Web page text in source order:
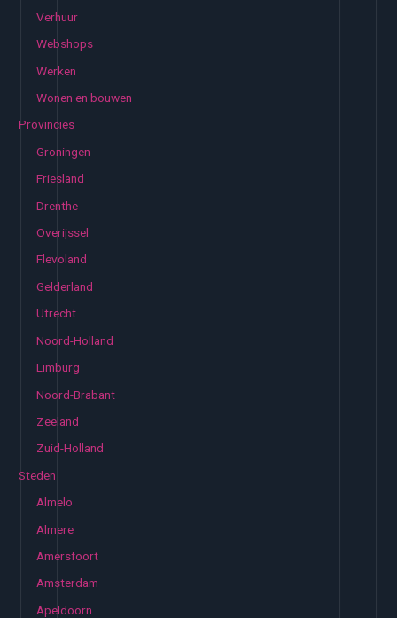
Verhuur
Webshops
Werken
Wonen en bouwen
Provincies
Groningen
Friesland
Drenthe
Overijssel
Flevoland
Gelderland
Utrecht
Noord-Holland
Limburg
Noord-Brabant
Zeeland
Zuid-Holland
Steden
Almelo
Almere
Amersfoort
Amsterdam
Apeldoorn